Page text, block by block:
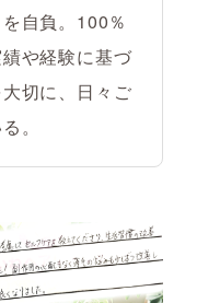
自負。100％
や経験に基づ
切に、日々ご
。